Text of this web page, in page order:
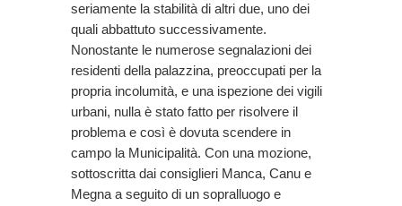
seriamente la stabilità di altri due, uno dei
quali abbattuto successivamente.
Nonostante le numerose segnalazioni dei
residenti della palazzina, preoccupati per la
propria incolumità, e una ispezione dei vigili
urbani, nulla è stato fatto per risolvere il
problema e così è dovuta scendere in
campo la Municipalità. Con una mozione,
sottoscritta dai consiglieri Manca, Canu e
Megna a seguito di un sopralluogo e